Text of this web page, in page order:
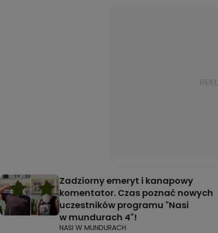
Zadziorny emeryt i kanapowy
komentator. Czas poznać nowych
uczestników programu "Nasi
w mundurach 4"!
NASI W MUNDURACH